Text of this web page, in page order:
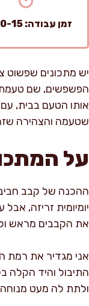
זמן עבודה: 10-15 דק'
יש מתכונים שפשוט
הפשפשים, שם
אותו הטעם בבית,
שטעמה והצהירה
על
יומיומית זריזה,
את הקבבים מראש
אני מגדיר את רמת
התיבול והיד הקלה
ולתת לה מעט